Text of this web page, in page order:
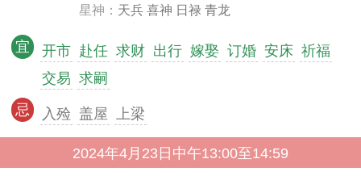
星神： 天兵 喜神 日禄 青龙
宜 开市 赴任 求财 出行 嫁娶 订婚 安床 祈福
交易 求嗣
忌 入殓 盖屋 上梁
2024年4月23日中午13:00至14:59